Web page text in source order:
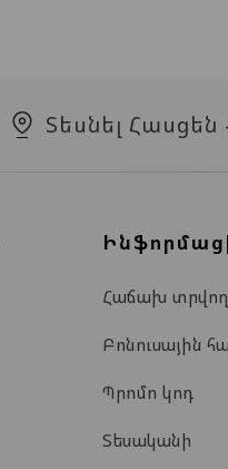
Տեսնել
Հաճախ
Բոնուսային
Պրոմո կոդ
Տեսականի